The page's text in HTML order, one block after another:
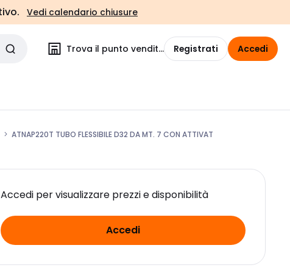
Vedi calendario chiusure
Trova il punto vendita Registrati Accedi
ATNAP220T TUBO FLESSIBILE D32 DA MT. 7 CON ATTIVAT
Accedi per visualizzare prezzi e disponibilità
Accedi